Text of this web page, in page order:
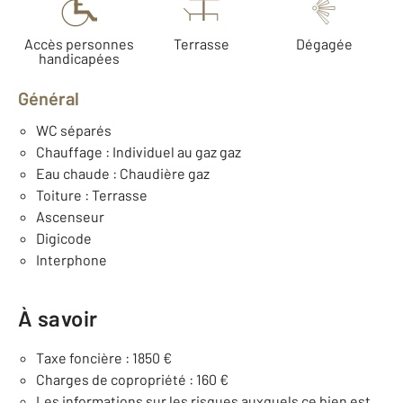
Accès personnes
handicapées
Terrasse Dégagée
Général
WC séparés
Chauffage : Individuel au gaz gaz
Eau chaude : Chaudière gaz
Toiture : Terrasse
Ascenseur
Digicode
Interphone
À savoir
Taxe foncière : 1850 €
Charges de copropriété : 160 €